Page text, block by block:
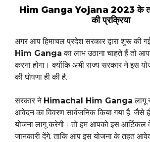
Him Ganga Yojana 2023 के
की प्रक्रिया
अगर आप हिमाचल प्रदेश सरकार द्वारा शुरू की
Him Ganga का लाभ उठाना चाहते हैं तो
करना होगा। क्योंकि अभी राज्य सरकार ने इस
की घोषणा ही की है.
सरकार ने Himachal Him Ganga लागू
आवेदन का विवरण सार्वजनिक किया गया है. जैसे
योजना लागू करेगी। तो हम आपको इस आर्टिकल
जानकारी देंगे. ताकि आप इस योजना के तहत